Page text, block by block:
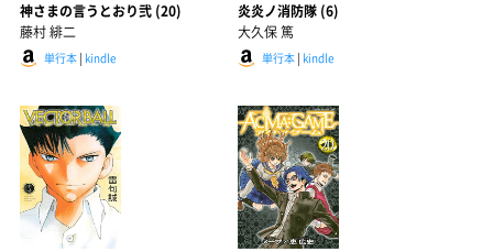
神さまの言うとおり弐 (20)
藤村 緋二
単行本 | kindle
炎炎ノ消防隊 (6)
大久保 篤
単行本| kindle